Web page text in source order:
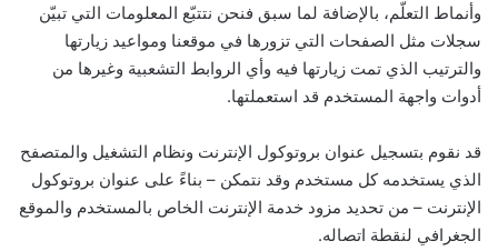
وأنماط التعلّم، بالإضافة لما سبق فنحن نتتبّع المعلومات التي تبيّن
سجلات مثل الصفحات التي تزورها في موقعنا ومواعيد زيارتها
والترتيب الذي تمت زيارتها فيه وأي الروابط التشعبية وغيرها من
أدوات واجهة المستخدم قد استعملتها.
قد نقوم بتسجيل عنوان بروتوكول الإنترنت ونظام التشغيل والمتصفح
الذي يستخدمه كل مستخدم وقد نتمكن – بناءً على عنوان بروتوكول
الإنترنت – من تحديد مزود خدمة الإنترنت الخاص بالمستخدم والموقع
الجغرافي لنقطة اتصاله.